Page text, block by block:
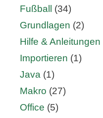
Fußball (34)
Grundlagen (2)
Hilfe & Anleitungen
Importieren (1)
Java (1)
Makro (27)
Office (5)